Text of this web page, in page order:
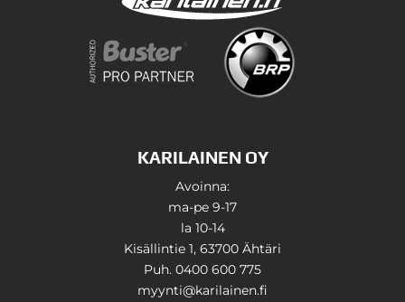
KARILAINEN OY
Avoinna:
ma-pe 9-17
la 10-14
Kisällintie 1, 63700 Ähtäri
Puh. 0400 600 775
myynti@karilainen.fi